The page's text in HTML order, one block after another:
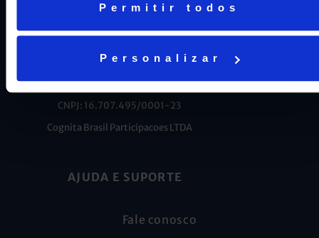
Permitir todos
Personalizar
CNPJ: 16.707.495/0001-23
Cognita Brasil Participacoes LTDA
AJUDA E SUPORTE
Fale conosco